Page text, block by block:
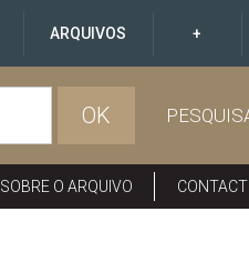
ARQUIVOS +
OK
SOBRE O ARQUIVO